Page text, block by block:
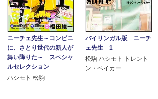
ニーチェ先生～コンビニ
に、さとり世代の新人が
舞い降りた～ スペシャ
ルセレクション
ハシモト 松駒
バイリンガル版 ニーチ
ェ先生 1
松駒 ハシモト トレント
ン・ベイカー